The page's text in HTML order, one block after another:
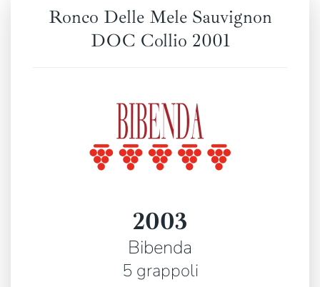
Ronco Delle Mele Sauvignon
DOC Collio 2001
2003
Bibenda
5 grappoli